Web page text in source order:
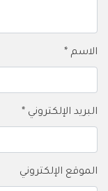
الاسم *
البريد الإلكتروني *
الموقع الإلكتروني